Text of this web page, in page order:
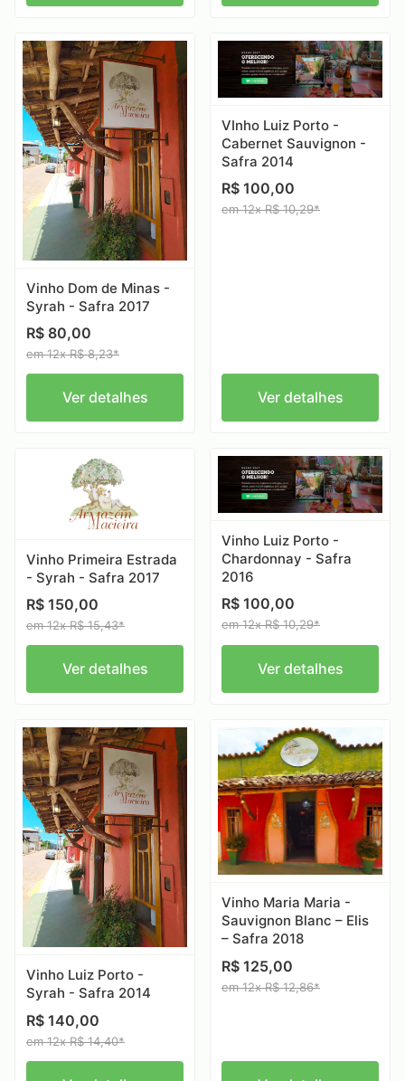
Vinho Dom de Minas -
Syrah - Safra 2017
R$ 80,00
em 12x R$ 8,23*
Ver detalhes
VInho Luiz Porto -
Cabernet Sauvignon -
Safra 2014
R$ 100,00
em 12x R$ 10,29*
Ver detalhes
Vinho Primeira Estrada
- Syrah - Safra 2017
R$ 150,00
em 12x R$ 15,43*
Ver detalhes
Vinho Luiz Porto -
Chardonnay - Safra
2016
R$ 100,00
em 12x R$ 10,29*
Ver detalhes
Vinho Luiz Porto -
Syrah - Safra 2014
R$ 140,00
em 12x R$ 14,40*
Vinho Maria Maria -
Sauvignon Blanc – Elis
– Safra 2018
R$ 125,00
em 12x R$ 12,86*